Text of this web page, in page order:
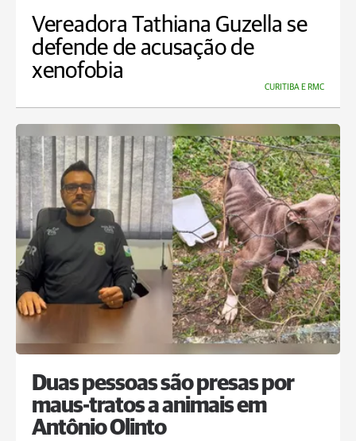
Vereadora Tathiana Guzella se
defende de acusação de
xenofobia
CURITIBA E RMC
Duas pessoas são presas por
maus-tratos a animais em
Antônio Olinto